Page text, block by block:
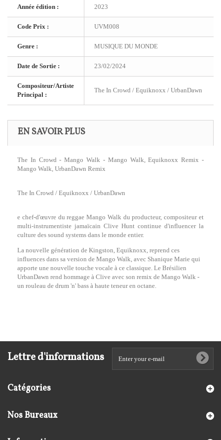
Année édition : 2023
Code Prix : UVM008
Genre : MUSIQUE DU MONDE
Date de Sortie : 23/02/2024
Compositeur/Artiste
Principal :
The In Crowd / Equiknoxx / UrbanDawn
EN SAVOIR PLUS
The In Crowd - Mango Walk - Mango Walk, Equiknoxx Remix -
Mango Walk, UrbanDawn Remix
The In Crowd / Equiknoxx / UrbanDawn
e chef-d'œuvre du reggae Mango Walk du producteur, compositeur et
multi-instrumentiste jamaïcain Clive Hunt continue d'influencer la
culture des sound systems dans le monde entier.
La nouvelle génération de Kingston, Equiknoxx, reprend ces
influences dans sa version de Mango Walk, avec Shanique Marie qui
apporte une nouvelle touche vocale à ce classique. Le Brésilien
UrbanDawn rend hommage à Clive avec son remix de Mango Walk -
un rouleau de drum 'n' bass à haute teneur en octane.
Lettre d'informations
Catégories
Nos Bureaux